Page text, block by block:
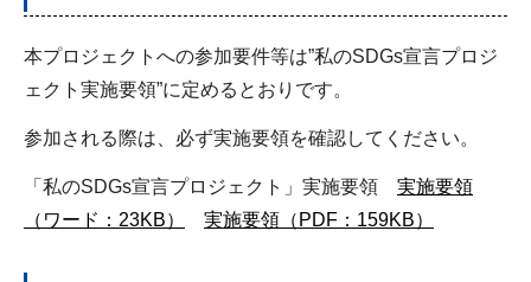
本プロジェクトへの参加要件等は”私のSDGs宣言プロジ
ェクト実施要領”に定めるとおりです。
参加される際は、必ず実施要領を確認してください。
「私のSDGs宣言プロジェクト」実施要領 実施要領
（ワード：23KB）
実施要領（PDF：159KB）